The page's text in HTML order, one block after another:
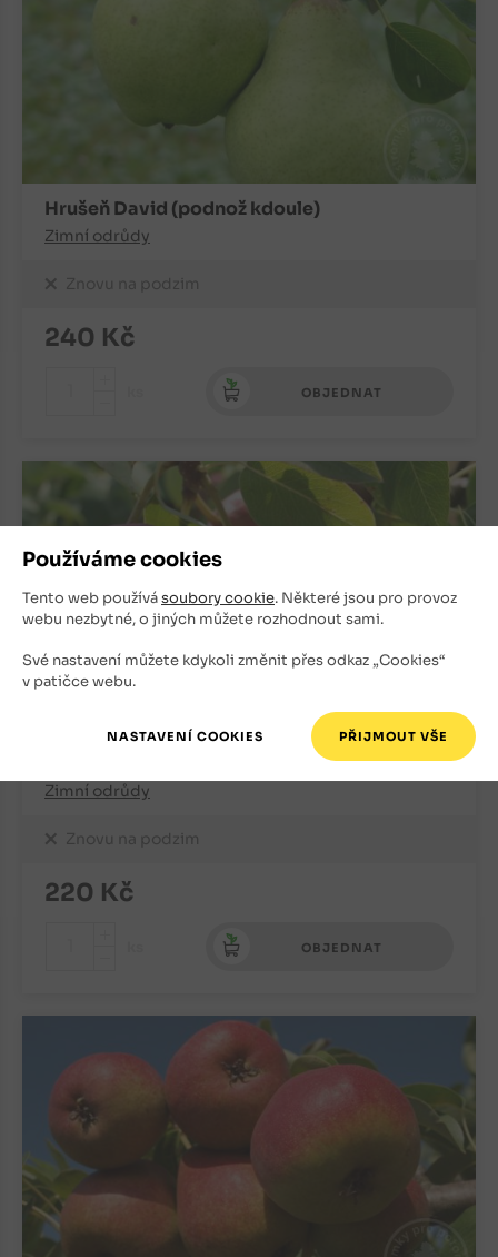
Používáme cookies
Tento web používásoubory cookie. Některé jsou pro provoz
webu nezbytné, o jiných můžete rozhodnout sami.
Své nastavení můžete kdykoli změnit přes odkaz „Cookies“
v patičce webu.
Hrušeň David (podnož kdoule)
Zimní odrůdy
Znovu na podzim
240 Kč
OBJEDNAT
Hrušeň Decora (podnož Kawkazská)
Zimní odrůdy
Znovu na podzim
220 Kč
OBJEDNAT